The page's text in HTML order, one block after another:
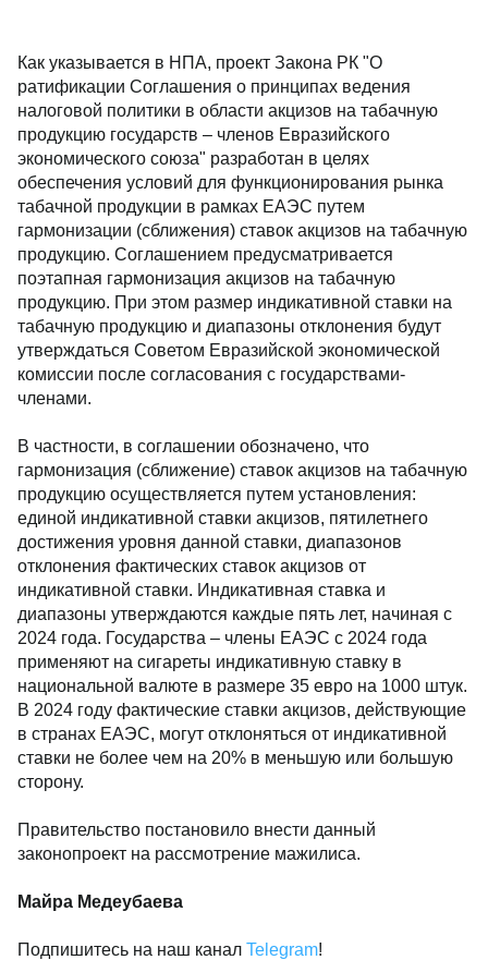
Как указывается в НПА, проект Закона РК "О
ратификации Соглашения о принципах ведения
налоговой политики в области акцизов на табачную
продукцию государств – членов Евразийского
экономического союза" разработан в целях
обеспечения условий для функционирования рынка
табачной продукции в рамках ЕАЭС путем
гармонизации (сближения) ставок акцизов на табачную
продукцию. Соглашением предусматривается
поэтапная гармонизация акцизов на табачную
продукцию. При этом размер индикативной ставки на
табачную продукцию и диапазоны отклонения будут
утверждаться Советом Евразийской экономической
комиссии после согласования с государствами-
членами.
В частности, в соглашении обозначено, что
гармонизация (сближение) ставок акцизов на табачную
продукцию осуществляется путем установления:
единой индикативной ставки акцизов, пятилетнего
достижения уровня данной ставки, диапазонов
отклонения фактических ставок акцизов от
индикативной ставки. Индикативная ставка и
диапазоны утверждаются каждые пять лет, начиная с
2024 года. Государства – члены ЕАЭС с 2024 года
применяют на сигареты индикативную ставку в
национальной валюте в размере 35 евро на 1000 штук.
В 2024 году фактические ставки акцизов, действующие
в странах ЕАЭС, могут отклоняться от индикативной
ставки не более чем на 20% в меньшую или большую
сторону.
Правительство постановило внести данный
законопроект на рассмотрение мажилиса.
Майра Медеубаева
Подпишитесь на наш канал Telegram!